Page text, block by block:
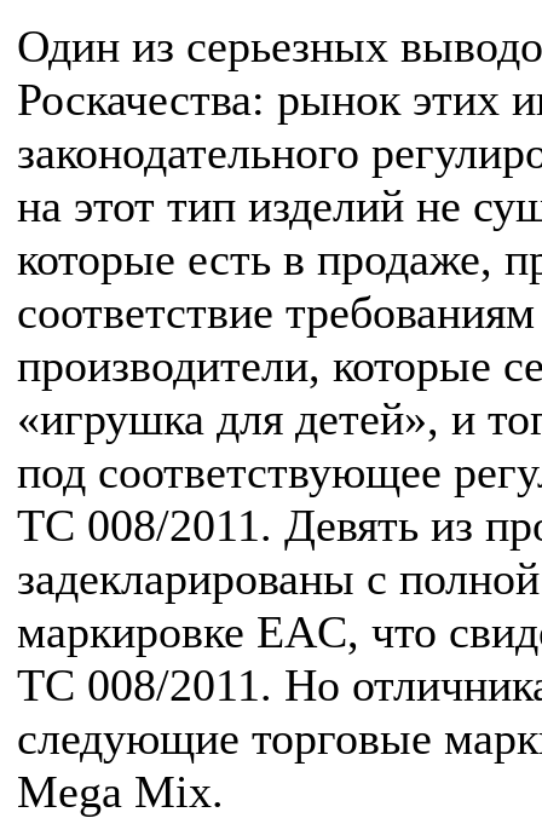
Один из серьезных
Роскачества: рынок этих
законодательного
на этот тип изделий не
которые есть в продаже,
соответствие
производители, которые
«игрушка для детей», и
под соответствующее
ТС 008/2011. Девять из
задекларированы с
маркировке EAC, что
ТС 008/2011. Но
следующие торговые
Mega Mix.